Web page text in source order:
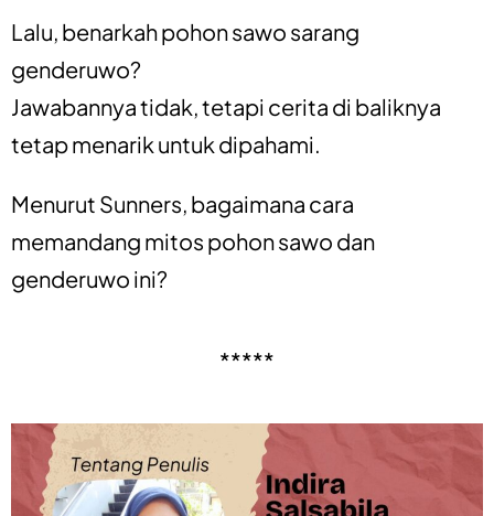
Lalu, benarkah pohon sawo sarang
genderuwo?
Jawabannya tidak, tetapi cerita di baliknya
tetap menarik untuk dipahami.
Menurut Sunners, bagaimana cara
memandang mitos pohon sawo dan
genderuwo ini?
*****